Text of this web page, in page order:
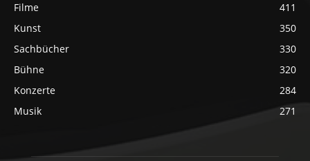
Filme
411
Kunst
350
Sachbücher
330
Bühne
320
Konzerte
284
Musik
271